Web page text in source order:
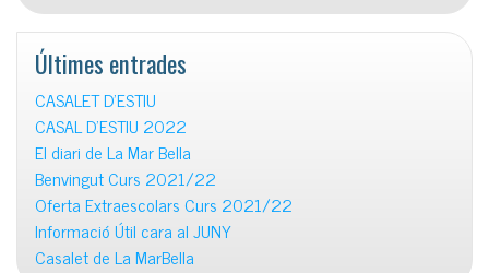
Últimes entrades
CASALET D’ESTIU
CASAL D’ESTIU 2022
El diari de La Mar Bella
Benvingut Curs 2021/22
Oferta Extraescolars Curs 2021/22
Informació Útil cara al JUNY
Casalet de La MarBella